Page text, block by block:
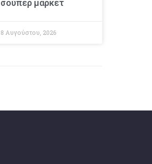
σούπερ μάρκετ
8 Αυγούστου, 2026